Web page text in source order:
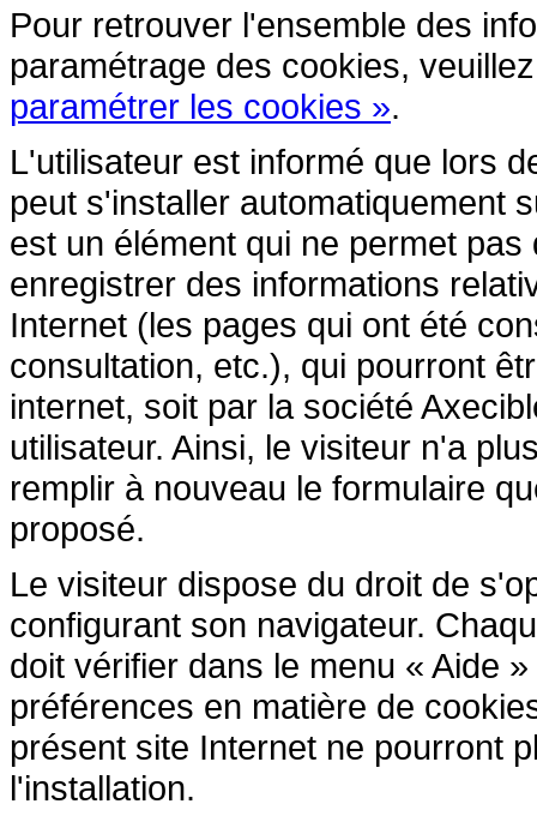
Pour retrouver l'ensemble des
paramétrage des cookies,
paramétrer les cookies ».
L'utilisateur est informé que lors
peut s'installer automatiquement
est un élément qui ne permet
enregistrer des informations
Internet (les pages qui ont été
consultation, etc.), qui pourront
internet, soit par la société
utilisateur. Ainsi, le visiteur n'a
remplir à nouveau le formulaire
proposé.
Le visiteur dispose du droit de
configurant son navigateur.
doit vérifier dans le menu « Aide
préférences en matière de
présent site Internet ne pourront
l'installation.